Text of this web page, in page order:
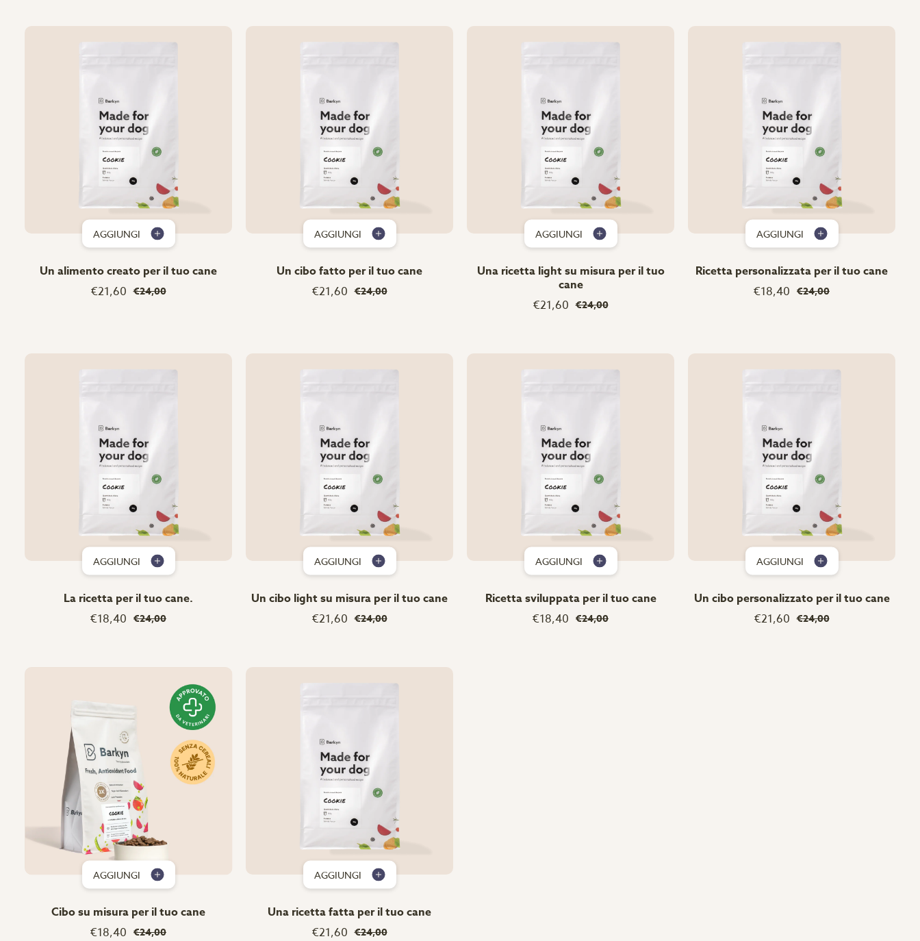
AGGIUNGI
Un alimento creato per il tuo cane
€21,60 €24,00
AGGIUNGI
Un cibo fatto per il tuo cane
€21,60 €24,00
AGGIUNGI
Una ricetta light su misura per il tuo
cane
€21,60 €24,00
AGGIUNGI
Ricetta personalizzata per il tuo cane
€18,40 €24,00
AGGIUNGI
La ricetta per il tuo cane.
€18,40 €24,00
AGGIUNGI
Un cibo light su misura per il tuo cane
€21,60 €24,00
AGGIUNGI
Ricetta sviluppata per il tuo cane
€18,40 €24,00
AGGIUNGI
Un cibo personalizzato per il tuo cane
€21,60 €24,00
AGGIUNGI
Cibo su misura per il tuo cane
€18,40 €24,00
AGGIUNGI
Una ricetta fatta per il tuo cane
€21,60 €24,00